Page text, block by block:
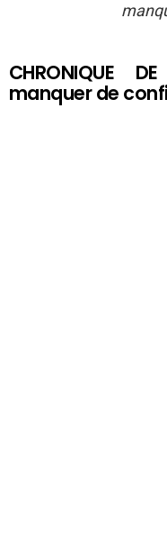
CHRONIQUE
manquer de